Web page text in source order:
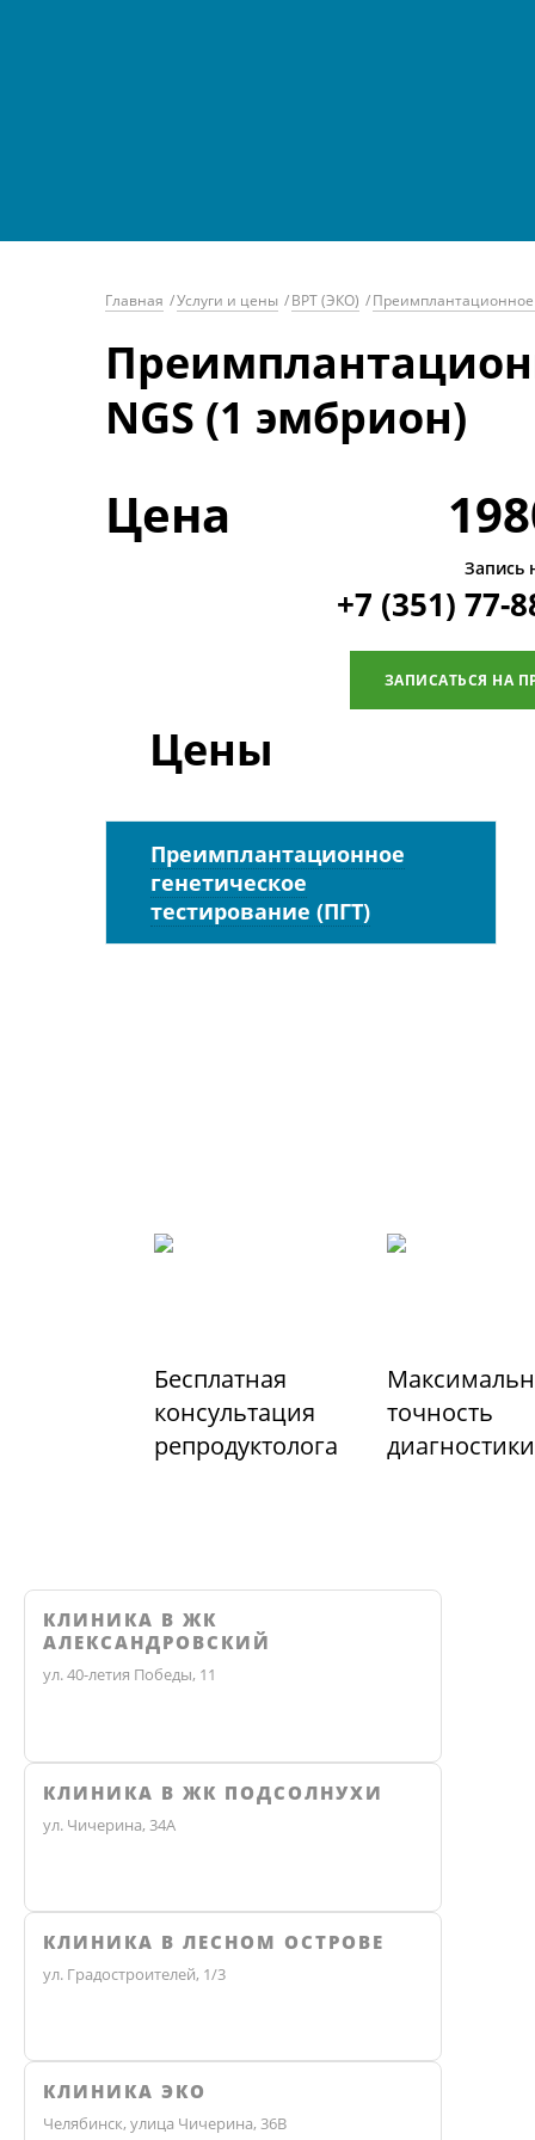
Главная /Услуги и цены /ВРТ (ЭКО) /Преимплантационное
NGS (1 эмбрион)
Цена
Запись
+7 (351) 77-
ЗАПИСАТЬСЯ НА
Цены
Преимплантационное
генетическое
тестирование (ПГТ)
Бесплатная
консультация
репродуктолога
точность
диагностики
КЛИНИКА В ЖК
АЛЕКСАНДРОВСКИЙ
ул. 40-летия Победы, 11
КЛИНИКА В ЖК ПОДСОЛНУХИ
ул. Чичерина, 34А
КЛИНИКА В ЛЕСНОМ ОСТРОВЕ
ул. Градостроителей, 1/3
КЛИНИКА ЭКО
Челябинск, улица Чичерина, 36В